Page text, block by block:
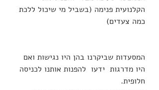
הקלנועית פנימה (בשביל מי שיכול ללכת
כמה צעדים)
המסעדות שביקרנו בהן היו נגישות ואם
היו מדרגות  ידעו  להפנות אותנו לכניסה
חלופית.